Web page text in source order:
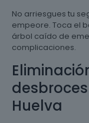
No arriesgues tu
empeore. Toca el
árbol caído de
complicaciones.
Huelva